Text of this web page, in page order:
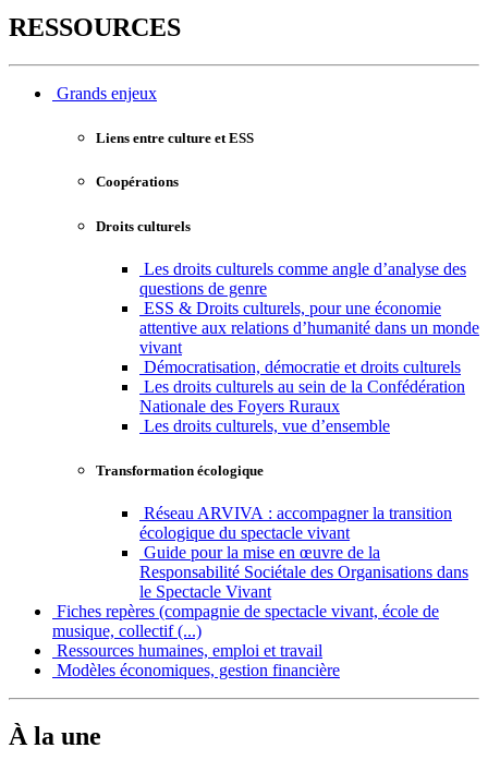
RESSOURCES
Grands enjeux
Liens entre culture et ESS
Coopérations
Droits culturels
Les droits culturels comme angle d’analyse des
questions de genre
ESS & Droits culturels, pour une économie
attentive aux relations d’humanité dans un monde
vivant
Démocratisation, démocratie et droits culturels
Les droits culturels au sein de la Confédération
Nationale des Foyers Ruraux
Les droits culturels, vue d’ensemble
Transformation écologique
Réseau ARVIVA : accompagner la transition
écologique du spectacle vivant
Guide pour la mise en œuvre de la
Responsabilité Sociétale des Organisations dans
le Spectacle Vivant
Fiches repères (compagnie de spectacle vivant, école de
musique, collectif (...)
Ressources humaines, emploi et travail
Modèles économiques, gestion financière
À la une